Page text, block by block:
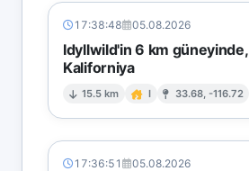
17:38:48 05.08.2026
Idyllwild'in 6 km güneyinde,
Kaliforniya
15.5 km I 33.68, -116.72
17:36:51 05.08.2026